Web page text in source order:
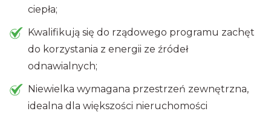
ciepła;
Kwalifikują się do rządowego programu zachęt
do korzystania z energii ze źródeł
odnawialnych;
Niewielka wymagana przestrzeń zewnętrzna,
idealna dla większości nieruchomości